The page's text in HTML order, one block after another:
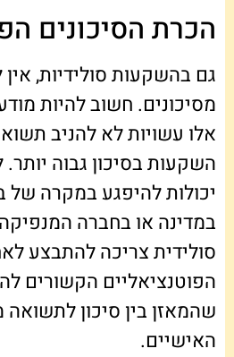
הכרת הסיכונים
גם בהשקעות סולידיות, אין
מסיכונים. חשוב להיות
אלו עשויות לא להניב
השקעות בסיכון גבוה
יכולות להיפגע במקרה של
במדינה או בחברה
סולידית צריכה להתבצע
הפוטנציאליים הקשורים
שהמאזן בין סיכון
האישיים.